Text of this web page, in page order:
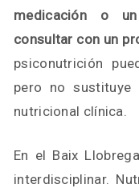
medicación o
consultar con un
psiconutrición
pero no sustituye
nutricional clínica.
En el Baix
interdisciplinar.